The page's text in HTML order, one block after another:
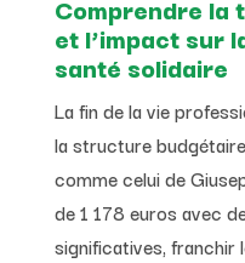
Comprendre la
et l’impact sur
santé solidaire
La fin de la vie
la structure
comme celui de
de 1 178 euros avec
significatives, franchir